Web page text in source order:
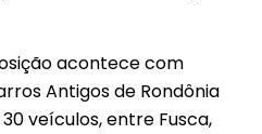
acontece com
Antigos de Rondônia
veículos, entre Fusca,